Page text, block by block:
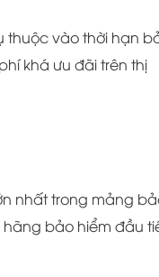
thuộc vào thời hạn
khá ưu đãi trên thị
nhất trong mảng
bảo hiểm đầu